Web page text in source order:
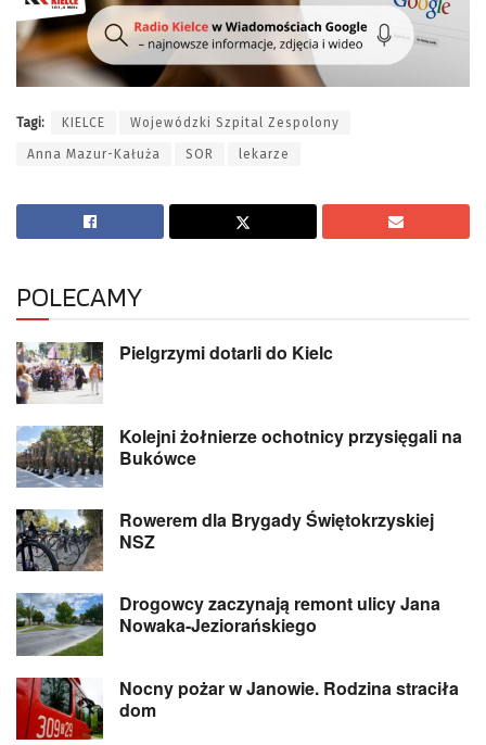
Tagi: KIELCE Wojewódzki Szpital Zespolony
Anna Mazur-Kałuża SOR lekarze
POLECAMY
Pielgrzymi dotarli do Kielc
Kolejni żołnierze ochotnicy przysięgali na
Bukówce
Rowerem dla Brygady Świętokrzyskiej
NSZ
Drogowcy zaczynają remont ulicy Jana
Nowaka-Jeziorańskiego
Nocny pożar w Janowie. Rodzina straciła
dom